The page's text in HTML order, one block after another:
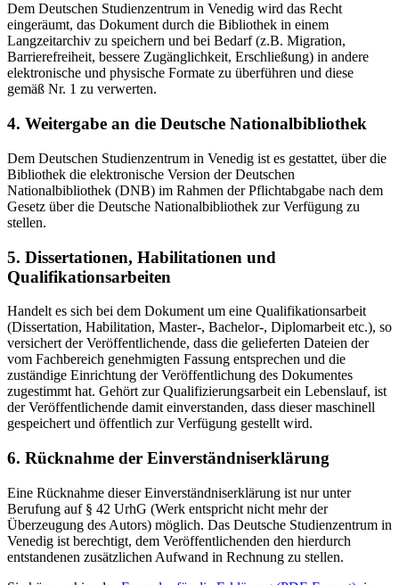
Dem Deutschen Studienzentrum in Venedig wird das Recht
eingeräumt, das Dokument durch die Bibliothek in einem
Langzeitarchiv zu speichern und bei Bedarf (z.B. Migration,
Barrierefreiheit, bessere Zugänglichkeit, Erschließung) in andere
elektronische und physische Formate zu überführen und diese
gemäß Nr. 1 zu verwerten.
4. Weitergabe an die Deutsche Nationalbibliothek
Dem Deutschen Studienzentrum in Venedig ist es gestattet, über die
Bibliothek die elektronische Version der Deutschen
Nationalbibliothek (DNB) im Rahmen der Pflichtabgabe nach dem
Gesetz über die Deutsche Nationalbibliothek zur Verfügung zu
stellen.
5. Dissertationen, Habilitationen und
Qualifikationsarbeiten
Handelt es sich bei dem Dokument um eine Qualifikationsarbeit
(Dissertation, Habilitation, Master-, Bachelor-, Diplomarbeit etc.), so
versichert der Veröffentlichende, dass die gelieferten Dateien der
vom Fachbereich genehmigten Fassung entsprechen und die
zuständige Einrichtung der Veröffentlichung des Dokumentes
zugestimmt hat. Gehört zur Qualifizierungsarbeit ein Lebenslauf, ist
der Veröffentlichende damit einverstanden, dass dieser maschinell
gespeichert und öffentlich zur Verfügung gestellt wird.
6. Rücknahme der Einverständniserklärung
Eine Rücknahme dieser Einverständniserklärung ist nur unter
Berufung auf § 42 UrhG (Werk entspricht nicht mehr der
Überzeugung des Autors) möglich. Das Deutsche Studienzentrum in
Venedig ist berechtigt, dem Veröffentlichenden den hierdurch
entstandenen zusätzlichen Aufwand in Rechnung zu stellen.